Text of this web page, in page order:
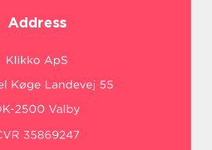
Address